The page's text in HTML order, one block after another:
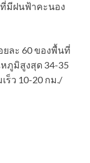
ที่มีฝนฟ้าคะนอง
ละ 60 ของพื้นที่
ภูมิสูงสุด 34-35
ร็ว 10-20 กม./